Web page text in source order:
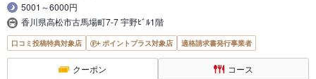
5001～6000円
香川県高松市古馬場町7-7 宇野ﾋﾞﾙ1階
口コミ投稿特典対象店 ポイントプラス対象店 適格請求書発行事業者
クーポン コース